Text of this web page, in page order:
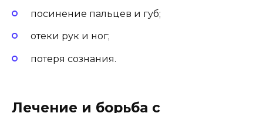
посинение пальцев и губ;
отеки рук и ног;
потеря сознания.
Лечение и борьба с